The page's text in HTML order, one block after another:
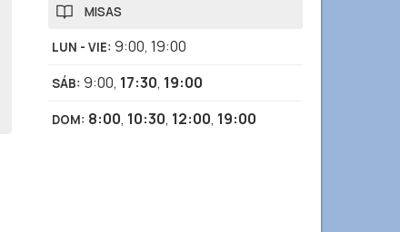
MISAS
LUN - VIE: 9:00, 19:00
SÁB: 9:00, 17:30, 19:00
DOM: 8:00, 10:30, 12:00, 19:00